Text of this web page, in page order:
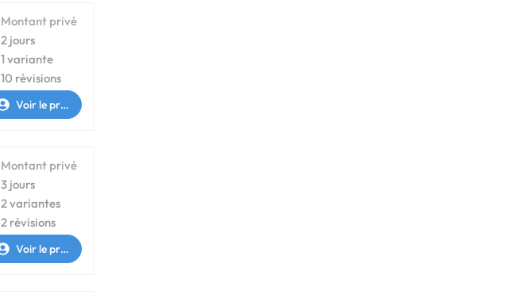
Montant privé
2 jours
1 variante
10 révisions
Voir le profil
Montant privé
3 jours
2 variantes
2 révisions
Voir le profil